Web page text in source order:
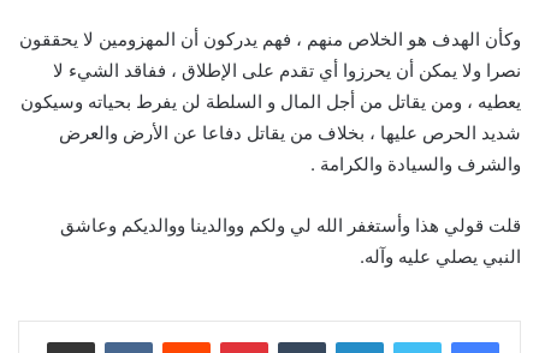
وكأن الهدف هو الخلاص منهم ، فهم يدركون أن المهزومين لا يحققون
نصرا ولا يمكن أن يحرزوا أي تقدم على الإطلاق ، ففاقد الشيء لا
يعطيه ، ومن يقاتل من أجل المال و السلطة لن يفرط بحياته وسيكون
شديد الحرص عليها ، بخلاف من يقاتل دفاعا عن الأرض والعرض
والشرف والسيادة والكرامة .
قلت قولي هذا وأستغفر الله لي ولكم ووالدينا ووالديكم وعاشق
النبي يصلي عليه وآله.
لينكدإن بينتيريست